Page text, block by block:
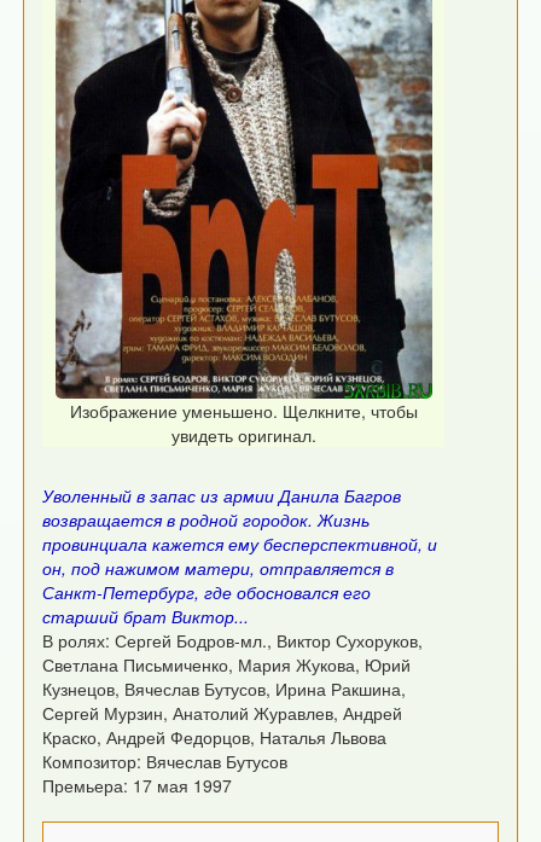
Изображение уменьшено. Щелкните, чтобы
увидеть оригинал.
Уволенный в запас из армии Данила Багров
возвращается в родной городок. Жизнь
провинциала кажется ему бесперспективной, и
он, под нажимом матери, отправляется в
Санкт-Петербург, где обосновался его
старший брат Виктор...
В ролях: Сергей Бодров-мл., Виктор Сухоруков,
Светлана Письмиченко, Мария Жукова, Юрий
Кузнецов, Вячеслав Бутусов, Ирина Ракшина,
Сергей Мурзин, Анатолий Журавлев, Андрей
Краско, Андрей Федорцов, Наталья Львова
Композитор: Вячеслав Бутусов
Премьера: 17 мая 1997